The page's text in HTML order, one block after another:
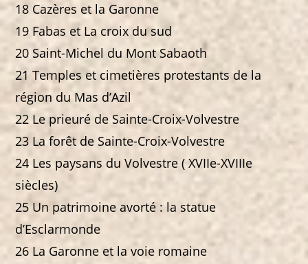
18 Cazères et la Garonne
19 Fabas et La croix du sud
20 Saint-Michel du Mont Sabaoth
21 Temples et cimetières protestants de la
région du Mas d’Azil
22 Le prieuré de Sainte-Croix-Volvestre
23 La forêt de Sainte-Croix-Volvestre
24 Les paysans du Volvestre ( XVIIe-XVIIIe
siècles)
25 Un patrimoine avorté : la statue
d’Esclarmonde
26 La Garonne et la voie romaine